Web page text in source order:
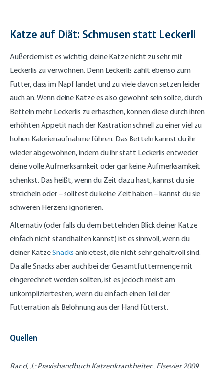
Katze auf Diät: Schmusen statt Leckerli
Außerdem ist es wichtig, deine Katze nicht zu sehr mit
Leckerlis zu verwöhnen. Denn Leckerlis zählt ebenso zum
Futter, dass im Napf landet und zu viele davon setzen leider
auch an. Wenn deine Katze es also gewöhnt sein sollte, durch
Betteln mehr Leckerlis zu erhaschen, können diese durch ihren
erhöhten Appetit nach der Kastration schnell zu einer viel zu
hohen Kalorienaufnahme führen. Das Betteln kannst du ihr
wieder abgewöhnen, indem du ihr statt Leckerlis entweder
deine volle Aufmerksamkeit oder gar keine Aufmerksamkeit
schenkst. Das heißt, wenn du Zeit dazu hast, kannst du sie
streicheln oder – solltest du keine Zeit haben – kannst du sie
schweren Herzens ignorieren.
Alternativ (oder falls du dem bettelnden Blick deiner Katze
einfach nicht standhalten kannst) ist es sinnvoll, wenn du
deiner KatzeSnacks anbietest, die nicht sehr gehaltvoll sind.
Da alle Snacks aber auch bei der Gesamtfuttermenge mit
eingerechnet werden sollten, ist es jedoch meist am
unkompliziertesten, wenn du einfach einen Teil der
Futterration als Belohnung aus der Hand fütterst.
Quellen
Rand, J.: Praxishandbuch Katzenkrankheiten. Elsevier 2009